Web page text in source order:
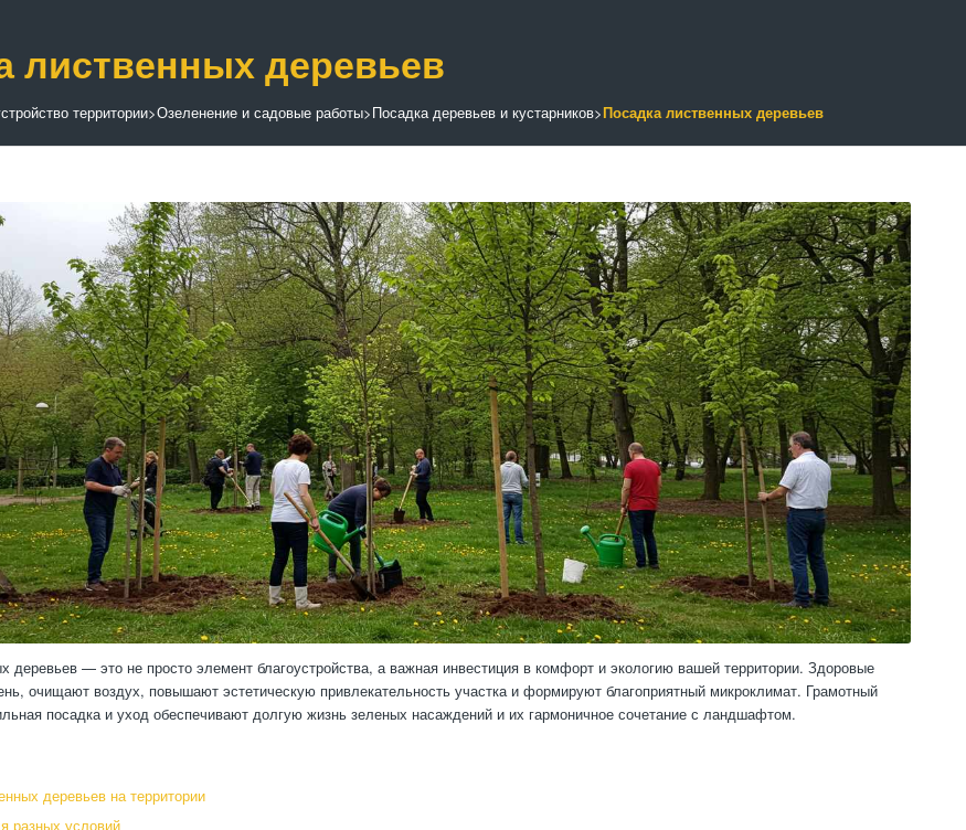
лиственных деревьев
территории>Озеленение и садовые работы>Посадка деревьев и кустарников>Посадка лиственных деревьев
деревьев — это не просто элемент благоустройства, а важная инвестиция в комфорт и экологию вашей территории. Здоровые
очищают воздух, повышают эстетическую привлекательность участка и формируют благоприятный микроклимат. Грамотный
посадка и уход обеспечивают долгую жизнь зеленых насаждений и их гармоничное сочетание с ландшафтом.
деревьев на территории
разных условий